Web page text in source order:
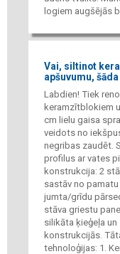
logiem augšējās
Vai, siltinot
apšuvumu,
Labdien! Tiek
keramzītblokiem
cm lielu gaisa
veidots no
negribas zaudēt.
profilus ar vates
konstrukcija: 2
sastāv no
jumta/grīdu
stāva griestu
silikāta ķieģeļa
konstrukcijās.
tehnoloģijas: 1.